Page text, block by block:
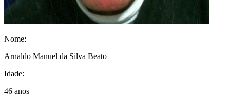
Nome:
Arnaldo Manuel da Silva Beato
Idade:
46 anos